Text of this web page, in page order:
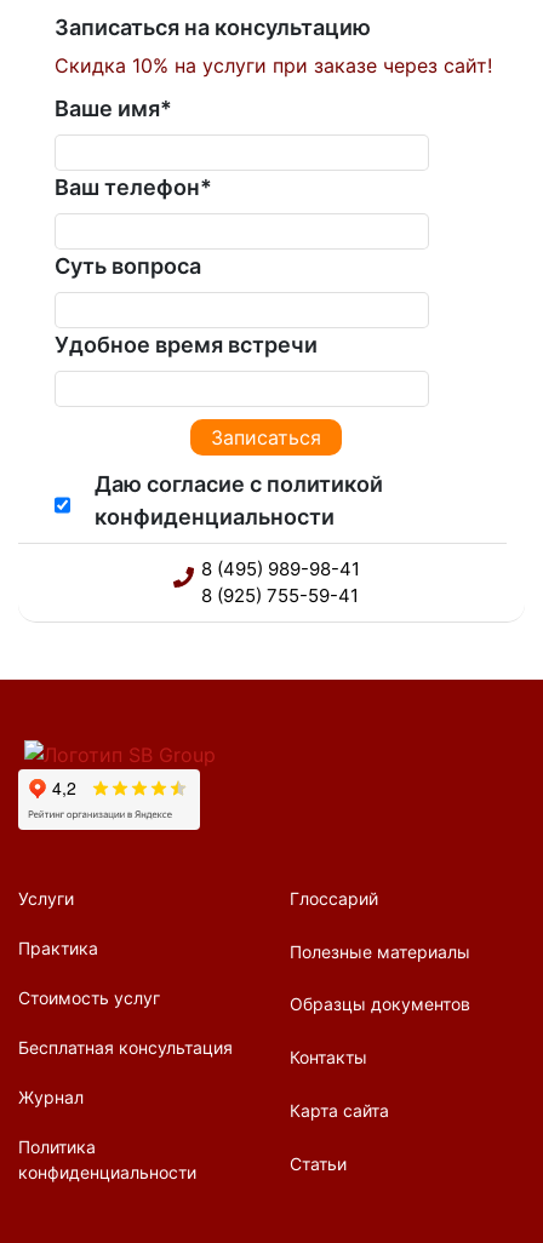
Записаться на консультацию
Скидка 10% на услуги при заказе через сайт!
Ваше имя*
Ваш телефон*
Суть вопроса
Удобное время встречи
Даю согласие с политикой
конфиденциальности
8 (495) 989-98-41
8 (925) 755-59-41
Услуги
Практика
Стоимость услуг
Бесплатная консультация
Журнал
Политика
конфиденциальности
Глоссарий
Полезные материалы
Образцы документов
Контакты
Карта сайта
Статьи